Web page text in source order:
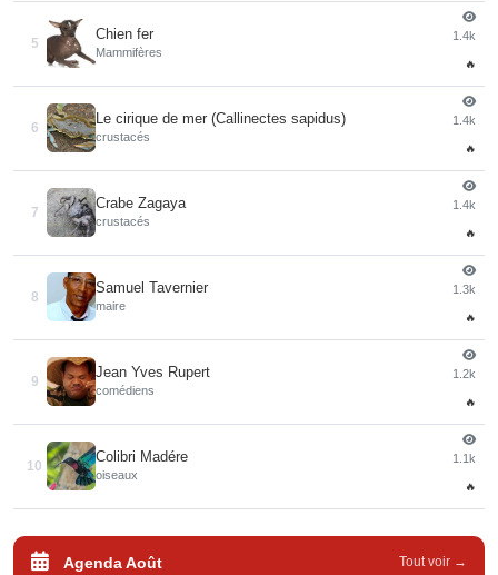
5
Chien fer
Mammifères
1.4k
🔥
6
Le cirique de mer (Callinectes sapidus)
crustacés
1.4k
🔥
7
Crabe Zagaya
crustacés
1.4k
🔥
8
Samuel Tavernier
maire
1.3k
🔥
9
Jean Yves Rupert
comédiens
1.2k
🔥
10
Colibri Madére
oiseaux
1.1k
🔥
Agenda Août Tout voir →